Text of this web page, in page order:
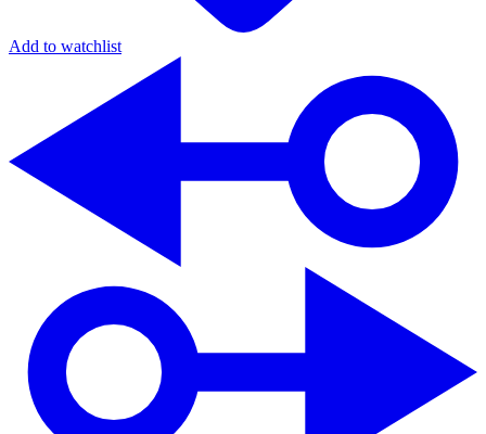
Add to watchlist